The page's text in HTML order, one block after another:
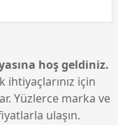
hoş geldiniz.
ihtiyaçlarınız için
Yüzlerce marka ve
ulaşın.